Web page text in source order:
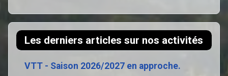
Les derniers articles sur nos activités
VTT - Saison 2026/2027 en approche.